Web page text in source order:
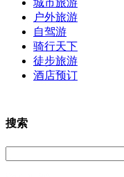
户外旅游
自驾游
骑行天下
徒步旅游
酒店预订
搜索